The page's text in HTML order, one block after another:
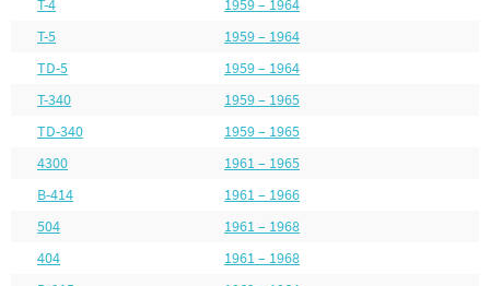
T-4
1959 – 1964
T-5
1959 – 1964
TD-5
1959 – 1964
T-340
1959 – 1965
TD-340
1959 – 1965
4300
1961 – 1965
B-414
1961 – 1966
504
1961 – 1968
404
1961 – 1968